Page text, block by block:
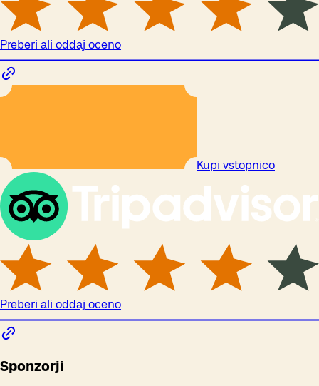
Preberi ali oddaj oceno
Kupi vstopnico
Preberi ali oddaj oceno
Sponzorji